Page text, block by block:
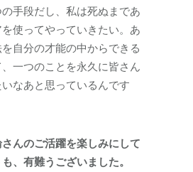
手段だし、私は死ぬまであ
使ってやっていきたい。あ
自分の才能の中からできる
一つのことを永久に皆さん
なあと思っているんです
んのご活躍を楽しみにして
、有難うございました。